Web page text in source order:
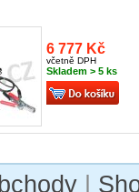
6 777 Kč
včetně DPH
Skladem > 5 ks